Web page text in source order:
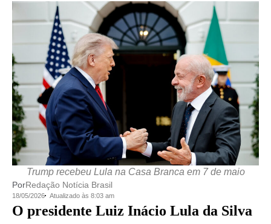
Trump recebeu Lula na Casa Branca em 7 de maio
PorRedação Notícia Brasil
18/05/2026 Atualizado às 8:03 am
O presidente Luiz Inácio Lula da Silva